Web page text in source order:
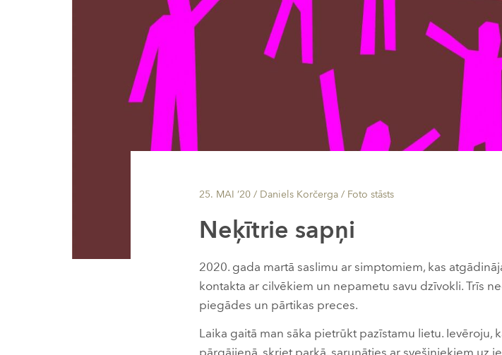
25. MAI ’20 / Daniels Korčerga / Foto stāsts
Neķītrie sapņi
2020. gada martā saslimu ar simptomiem, kas
kontakta ar cilvēkiem un nepametu savu dzīvokli. Trīs
piegādes un pārtikas preces.
Laika gaitā man sāka pietrūkt pazīstamu lietu. Ievēroju,